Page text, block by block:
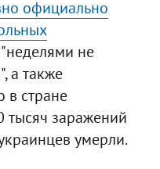
официально
не
а также
в стране
тысяч заражений
умерли.